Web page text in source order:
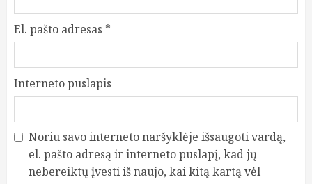
El. pašto adresas *
Interneto puslapis
Noriu savo interneto naršyklėje išsaugoti vardą,
el. pašto adresą ir interneto puslapį, kad jų
nebereiktų įvesti iš naujo, kai kitą kartą vėl